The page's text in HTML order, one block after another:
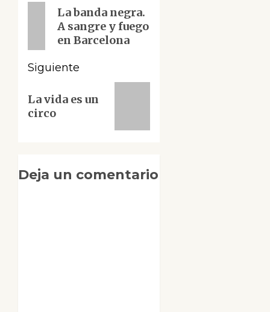
entradas
Entrada
anterior:
La banda negra.
A sangre y fuego
en Barcelona
Siguiente
entrada:
La vida es un
circo
Deja un comentario